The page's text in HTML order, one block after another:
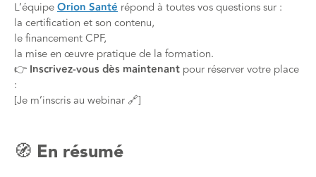
L’équipeOrion Santé répond à toutes vos questions sur :
la certification et son contenu,
le financement CPF,
la mise en œuvre pratique de la formation.
👉 Inscrivez-vous dès maintenant pour réserver votre place
:
[Je m’inscris au webinar 🔗]
🧭 En résumé